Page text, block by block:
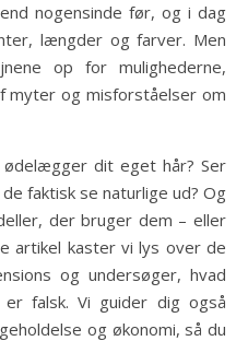
nogensinde før, og i dag
længder og farver. Men
op for mulighederne,
myter og misforståelser om
dit eget hår? Ser
faktisk se naturlige ud? Og
der bruger dem – eller
artikel kaster vi lys over de
og undersøger, hvad
falsk. Vi guider dig også
og økonomi, så du